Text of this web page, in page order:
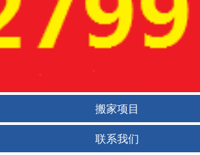
搬家项目
联系我们